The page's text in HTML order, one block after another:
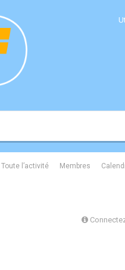
Toute l’activité Membres